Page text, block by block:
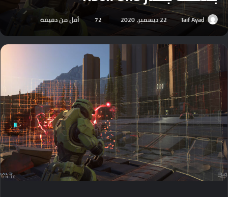
Taif Ayad 22 ديسمبر، 2020 72 أقل من دقيقة